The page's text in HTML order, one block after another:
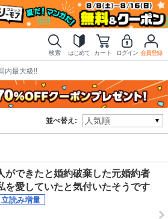
検索 はじめて カート ログイン 会員登録
内最大級!!
並べ替え:
ができたと婚約破棄した元婚約者
を愛していたと気付いたそうです